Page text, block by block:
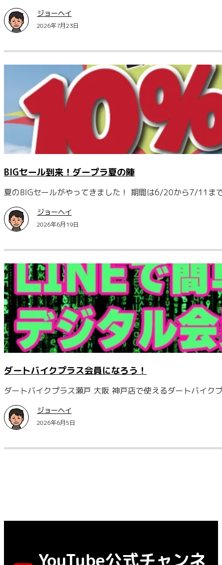
ジョーヘイ
2026年7月23日
BIGセール到来！ダープラ夏の陣
夏のBIGセールがやってきました！ 期間は6/20から7/11
ジョーヘイ
2026年6月19日
ダートバイクプラス会員になろう！
ダートバイクプラス瀬戸 大阪 神戸店で使えるダートバイ
ジョーヘイ
2026年6月5日
YouTube公式チャンネ